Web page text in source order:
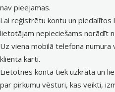
nav pieejamas.
Lai reģistrētu kontu un
lietotājam nepieciešams norādīt
Uz viena mobilā telefona
klienta karti.
Lietotnes kontā tiek uzkrāta un
par pirkumu vēsturi, kas veikti,